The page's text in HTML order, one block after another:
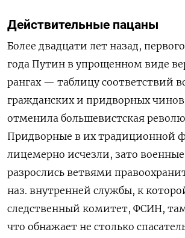
Действительные пацаны
Более двадцати лет назад,
года Путин в упрощенном виде
рангах — таблицу соответствий
гражданских и придворных
отменила большевистская
Придворные в их традиционной
лицемерно исчезли, зато
разрослись ветвями
наз. внутренней службы, к
следственный комитет, ФСИН,
что обнажает не столько